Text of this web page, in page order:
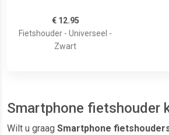
€ 12.95
Fietshouder - Universeel -
Zwart
Smartphone fietshouder
Wilt u graag Smartphone